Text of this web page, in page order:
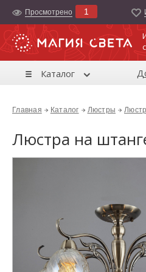
Просмотрено 1
Каталог
Главная Каталог Люстры
Люстра на